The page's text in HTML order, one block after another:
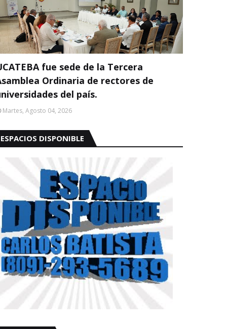
fue sede de la Tercera
Ordinaria de rectores de
del país.
Martes, Agosto 04, 2026
ESPACIOS DISPONIBLE